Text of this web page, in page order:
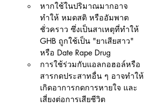
หากใช้ในปริมาณมากอาจ
ทำให้ หมดสติ หรืออัมพาต
ชั่วคราว ซึ่งเป็นสาเหตุที่ทำให้
GHB ถูกใช้เป็น "ยาเสียสาว"
หรือ Date Rape Drug
การใช้ร่วมกับแอลกอฮอล์หรือ
สารกดประสาทอื่น ๆ อาจทำให้
เกิดอาการกดการหายใจ และ
เสี่ยงต่อการเสียชีวิต